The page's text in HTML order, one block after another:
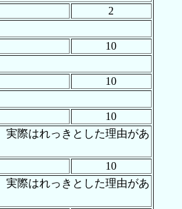
2
10
10
10
実際はれっきとした理由があ
10
実際はれっきとした理由があ